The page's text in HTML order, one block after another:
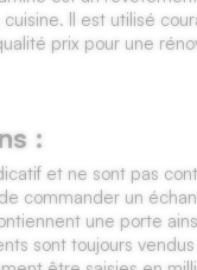
Il est utilisé
prix pour une
:
et ne sont pas
commander un
une porte
sont toujours